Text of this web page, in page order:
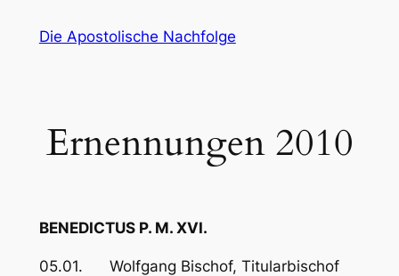
InhaltDie Apostolische Nachfolge
Ernennungen 2010
BENEDICTUS P. M. XVI.
05.01. Wolfgang Bischof, Titularbischof